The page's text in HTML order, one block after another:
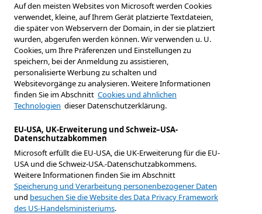
Auf den meisten Websites von Microsoft werden Cookies
verwendet, kleine, auf Ihrem Gerät platzierte Textdateien,
die später von Webservern der Domain, in der sie platziert
wurden, abgerufen werden können. Wir verwenden u. U.
Cookies, um Ihre Präferenzen und Einstellungen zu
speichern, bei der Anmeldung zu assistieren,
personalisierte Werbung zu schalten und
Websitevorgänge zu analysieren. Weitere Informationen
finden Sie im Abschnitt Cookies und ähnlichen
Technologien dieser Datenschutzerklärung.
EU-USA, UK-Erweiterung und Schweiz–USA-
Datenschutzabkommen
Microsoft erfüllt die EU-USA, die UK-Erweiterung für die EU-
USA und die Schweiz-USA.-Datenschutzabkommens.
Weitere Informationen finden Sie im Abschnitt
Speicherung und Verarbeitung personenbezogener Daten
und besuchen Sie die Website des Data Privacy Framework
des US-Handelsministeriums.